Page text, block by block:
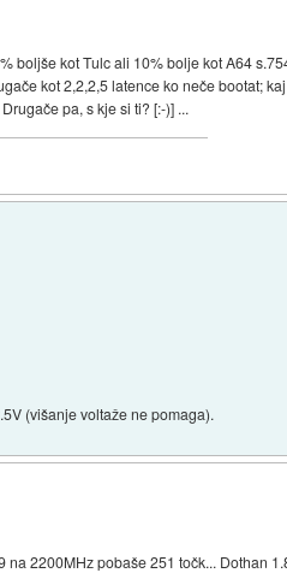
boljše kot Tulc ali 10% bolje kot A64
kot 2,2,2,5 latence ko neče bootat;
pa, s kje si ti? [:-)] ...
(višanje voltaže ne pomaga).
2200MHz pobaše 251 točk... Dothan